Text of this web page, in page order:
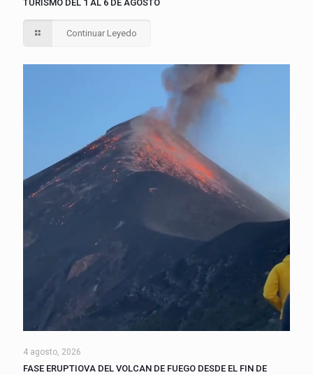
TURISMO DEL 1 AL 6 DE AGOSTO
Continuar Leyedo
4 agosto, 2026
FASE ERUPTIOVA DEL VOLCAN DE FUEGO DESDE EL FIN DE